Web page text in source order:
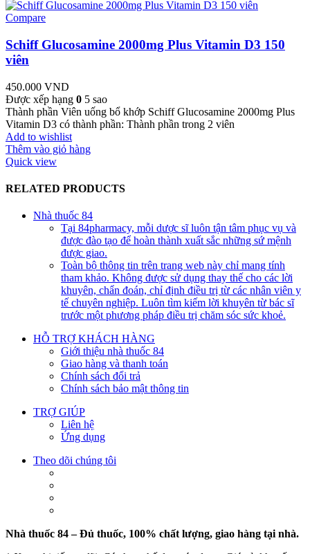
Compare
Schiff Glucosamine 2000mg Plus Vitamin D3 150
viên
450.000 VND
Được xếp hạng 0 5 sao
Thành phần Viên uống bổ khớp Schiff Glucosamine 2000mg Plus
Vitamin D3 có thành phần: Thành phần trong 2 viên
Add to wishlist
Thêm vào giỏ hàng
Quick view
RELATED PRODUCTS
Nhà thuốc 84
Tại 84pharmacy, mỗi dược sĩ luôn tận tâm phục vụ và
được đào tạo để hoàn thành xuất sắc những sứ mệnh
được giao.
Toàn bộ thông tin trên trang web này chỉ mang tính
tham khảo. Không được sử dụng thay thế cho các lời
khuyên, chẩn đoán, chỉ định điều trị từ các nhân viên y
tế chuyên nghiệp. Luôn tìm kiếm lời khuyên từ bác sĩ
trước một phương pháp điều trị chăm sóc sức khoẻ.
HỖ TRỢ KHÁCH HÀNG
Giới thiệu nhà thuốc 84
Giao hàng và thanh toán
Chính sách đổi trả
Chính sách bảo mật thông tin
TRỢ GIÚP
Liên hệ
Ứng dụng
Theo dõi chúng tôi
Nhà thuốc 84 – Đủ thuốc, 100% chất lượng, giao hàng tại nhà.